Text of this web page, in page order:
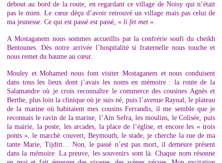
debout au bord de la route, en regardant ce village de Noisy qui n’était
pas le mien. Le cœur déçu d’avoir retrouvé un village mais pas celui de
ma jeunesse. Ce qui est passé est passé, « li fet met ».
A Mostaganem nous sommes accueillis par la confrérie soufi du cheikh
Bentounes. Dès notre arrivée l’hospitalité si fraternelle nous touche et
nous remet du baume au cœur.
Mouley et Mohamed nous font visiter Mostaganem et nous conduisent
dans tous les lieux dont j’avais les noms en mémoire : la route de la
Salamandre où je crois reconnaître le commerce des cousines Agnès et
Berthe, plus loin la clinique où je suis né, puis l’avenue Raynal, le plateau
de la marine où habitaient mes cousins Ferrandis, il me semble que je
reconnais le ravin de la marine, l’Aïn Sefra, les moulins, le Colisée, puis
la mairie, la poste, les arcades, la place de l’église, et encore les « trois
ponts », le marché couvert, Beymouth, le stade, je cherche la rue de ma
tante Marie, Tijditt… Non, le passé n’est pas mort, il demeure présent
dans la mémoire. La preuve, les souvenirs sont là. Chaque nom résonne